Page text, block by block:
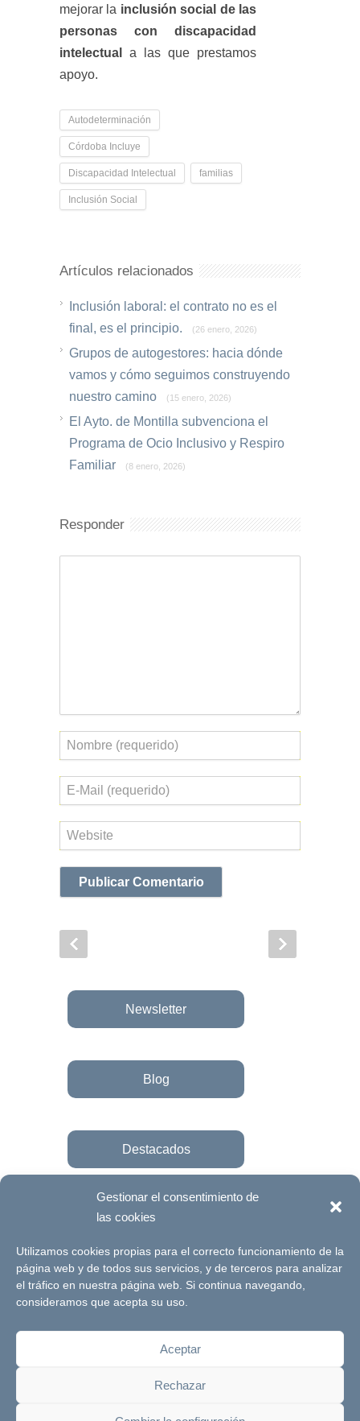
Gestionar el consentimiento de
las cookies
Utilizamos cookies propias para el correcto funcionamiento de la
página web y de todos sus servicios, y de terceros para analizar
el tráfico en nuestra página web. Si continua navegando,
consideramos que acepta su uso.
Aceptar
Rechazar
mejorar la inclusión social de las
personas con discapacidad
intelectual
a las que prestamos
apoyo.
Autodeterminación
Córdoba Incluye
Discapacidad Intelectual familias
Inclusión Social
Artículos relacionados
Inclusión laboral: el contrato no es el
final, es el principio.
(26 enero, 2026)
Grupos de autogestores: hacia dónde
vamos y cómo seguimos construyendo
nuestro camino
(15 enero, 2026)
El Ayto. de Montilla subvenciona el
Programa de Ocio Inclusivo y Respiro
Familiar
(8 enero, 2026)
Responder
Nombre
Correo
electrónico
Web
Newsletter
Blog
Destacados
Únete a la fundación
© Futuro Singular Córdoba 2017. Web
desarrollada por
Aviso Legal
Política de cookies
Canal de denuncias